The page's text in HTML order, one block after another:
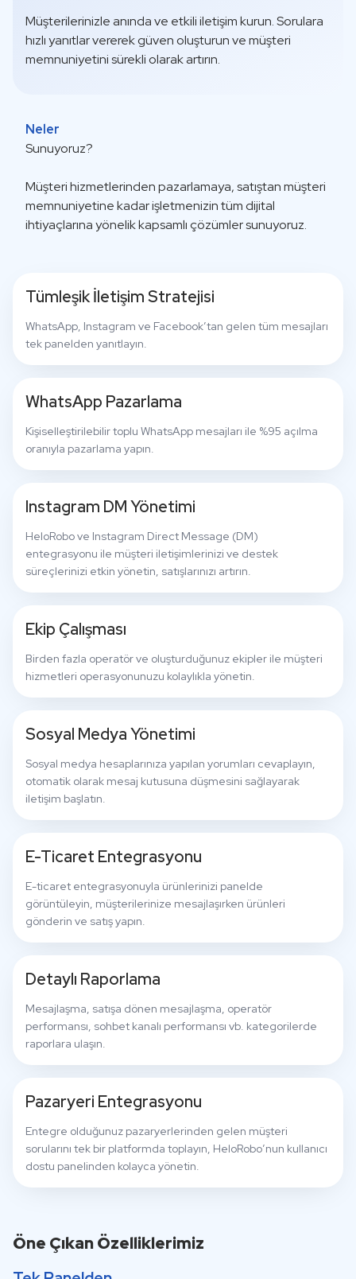
Müşterilerinizle anında ve etkili iletişim kurun. Sorulara
hızlı yanıtlar vererek güven oluşturun ve müşteri
memnuniyetini sürekli olarak artırın.
Neler
Sunuyoruz?
Müşteri hizmetlerinden pazarlamaya, satıştan müşteri
memnuniyetine kadar işletmenizin tüm dijital
ihtiyaçlarına yönelik kapsamlı çözümler sunuyoruz.
Tümleşik İletişim Stratejisi
WhatsApp, Instagram ve Facebook’tan gelen tüm mesajları
tek panelden yanıtlayın.
WhatsApp Pazarlama
Kişiselleştirilebilir toplu WhatsApp mesajları ile %95 açılma
oranıyla pazarlama yapın.
Instagram DM Yönetimi
HeloRobo ve Instagram Direct Message (DM)
entegrasyonu ile müşteri iletişimlerinizi ve destek
süreçlerinizi etkin yönetin, satışlarınızı artırın.
Ekip Çalışması
Birden fazla operatör ve oluşturduğunuz ekipler ile müşteri
hizmetleri operasyonunuzu kolaylıkla yönetin.
Sosyal Medya Yönetimi
Sosyal medya hesaplarınıza yapılan yorumları cevaplayın,
otomatik olarak mesaj kutusuna düşmesini sağlayarak
iletişim başlatın.
E-Ticaret Entegrasyonu
E-ticaret entegrasyonuyla ürünlerinizi panelde
görüntüleyin, müşterilerinize mesajlaşırken ürünleri
gönderin ve satış yapın.
Detaylı Raporlama
Mesajlaşma, satışa dönen mesajlaşma, operatör
performansı, sohbet kanalı performansı vb. kategorilerde
raporlara ulaşın.
Pazaryeri Entegrasyonu
Entegre olduğunuz pazaryerlerinden gelen müşteri
sorularını tek bir platformda toplayın, HeloRobo’nun kullanıcı
dostu panelinden kolayca yönetin.
Öne Çıkan Özelliklerimiz